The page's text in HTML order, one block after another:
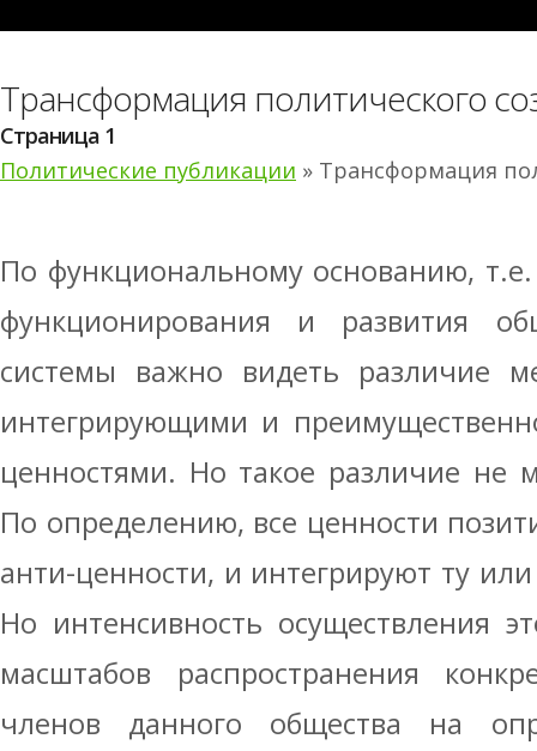
Трансформация политического
Страница 1
Политические публикации » Трансформация
По функциональному основанию,
функционирования и развития
системы важно видеть различие
интегрирующими и
ценностями. Но такое различие не
По определению, все ценности
анти-ценности, и интегрируют ту
Но интенсивность осуществления
масштабов распространения
членов данного общества на